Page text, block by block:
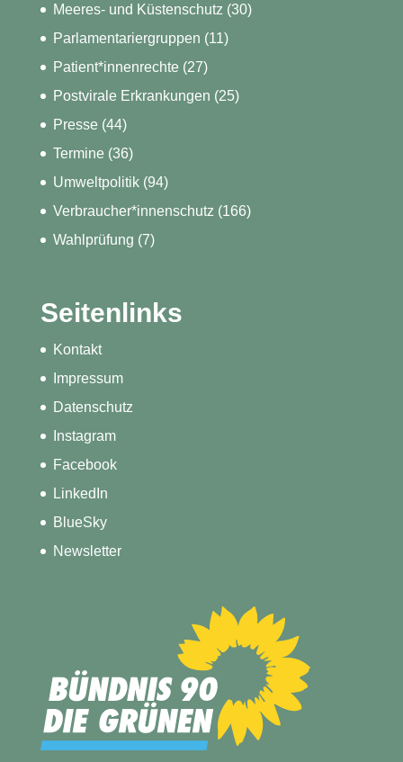
Meeres- und Küstenschutz (30)
Parlamentariergruppen (11)
Patient*innenrechte(27)
Postvirale Erkrankungen (25)
Presse(44)
Termine(36)
Umweltpolitik(94)
Verbraucher*innenschutz (166)
Wahlprüfung (7)
Seitenlinks
Kontakt
Impressum
Datenschutz
Instagram
Facebook
LinkedIn
BlueSky
Newsletter